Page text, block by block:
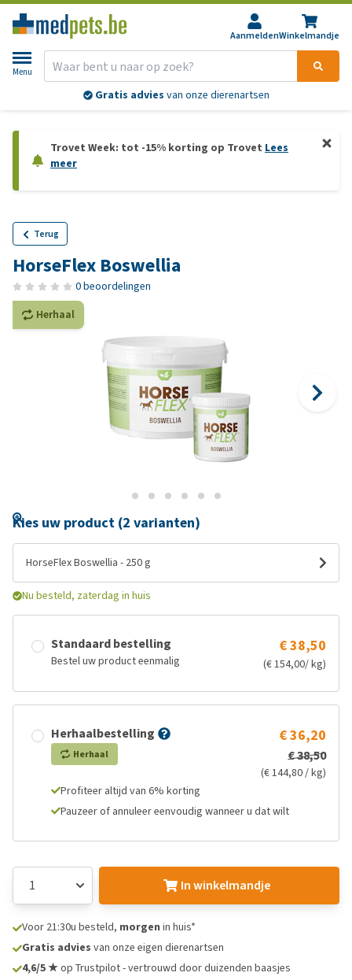
AanmeldenWinkelmandje
Menu
Gratis advies van onze dierenartsen
Trovet Week: tot -15% korting op Trovet Lees
meer
Terug
HorseFlex Boswellia
0 beoordelingen
Herhaal
Kies uw product (2 varianten)
HorseFlex Boswellia - 250 g
Nu besteld, zaterdag in huis
Standaard bestelling
Bestel uw product eenmalig
€ 38,50
(€ 154,00/ kg)
Herhaalbestelling
Herhaal
€ 36,20
€ 38,50
(€ 144,80 / kg)
Profiteer altijd van 6% korting
Pauzeer of annuleer eenvoudig wanneer u dat wilt
In winkelmandje
Voor 21:30u besteld, morgen in huis*
Gratis advies van onze eigen dierenartsen
4,6/5 ★op Trustpilot - vertrouwd door duizenden baasjes